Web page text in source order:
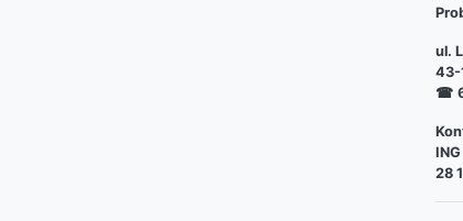
ul.
43-
☎
28